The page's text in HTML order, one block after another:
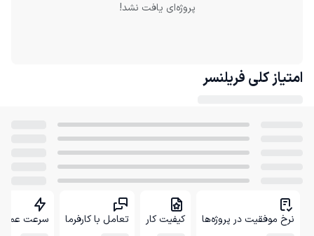
پروژه‌ای یافت نشد!
امتیاز کلی فریلنسر
نرخ موفقیت در پروژه‌ها کیفیت کار تعامل با کارفرما سرعت عمل